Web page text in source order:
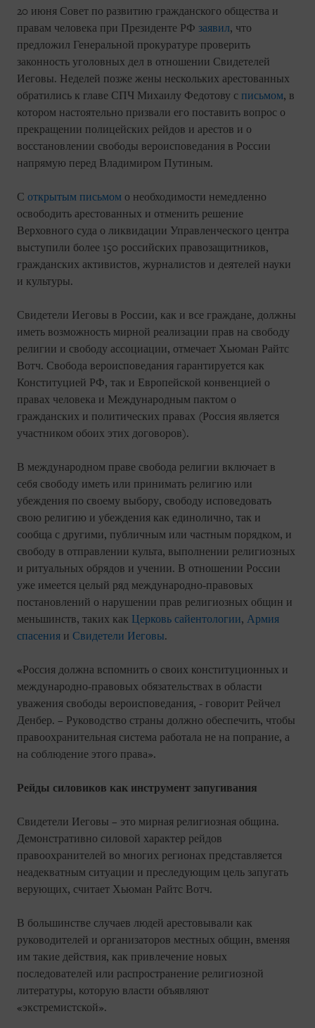
20 июня Совет по развитию гражданского общества и
правам человека при Президенте РФ заявил, что
предложил Генеральной прокуратуре проверить
законность уголовных дел в отношении Свидетелей
Иеговы. Неделей позже жены нескольких арестованных
обратились к главе СПЧ Михаилу Федотову с письмом, в
котором настоятельно призвали его поставить вопрос о
прекращении полицейских рейдов и арестов и о
восстановлении свободы вероисповедания в России
напрямую перед Владимиром Путиным.
С открытым письмом о необходимости немедленно
освободить арестованных и отменить решение
Верховного суда о ликвидации Управленческого центра
выступили более 150 российских правозащитников,
гражданских активистов, журналистов и деятелей науки
и культуры.
Свидетели Иеговы в России, как и все граждане, должны
иметь возможность мирной реализации прав на свободу
религии и свободу ассоциации, отмечает Хьюман Райтс
Вотч. Свобода вероисповедания гарантируется как
Конституцией РФ, так и Европейской конвенцией о
правах человека и Международным пактом о
гражданских и политических правах (Россия является
участником обоих этих договоров).
В международном праве свобода религии включает в
себя свободу иметь или принимать религию или
убеждения по своему выбору, свободу исповедовать
свою религию и убеждения как единолично, так и
сообща с другими, публичным или частным порядком, и
свободу в отправлении культа, выполнении религиозных
и ритуальных обрядов и учении. В отношении России
уже имеется целый ряд международно-правовых
постановлений о нарушении прав религиозных общин и
меньшинств, таких как Церковь сайентологии, Армия
спасения и Свидетели Иеговы.
«Россия должна вспомнить о своих конституционных и
международно-правовых обязательствах в области
уважения свободы вероисповедания, - говорит Рейчел
Денбер. – Руководство страны должно обеспечить, чтобы
правоохранительная система работала не на попрание, а
на соблюдение этого права».
Рейды силовиков как инструмент запугивания
Свидетели Иеговы – это мирная религиозная община.
Демонстративно силовой характер рейдов
правоохранителей во многих регионах представляется
неадекватным ситуации и преследующим цель запугать
верующих, считает Хьюман Райтс Вотч.
В большинстве случаев людей арестовывали как
руководителей и организаторов местных общин, вменяя
им такие действия, как привлечение новых
последователей или распространение религиозной
литературы, которую власти объявляют
«экстремистской».